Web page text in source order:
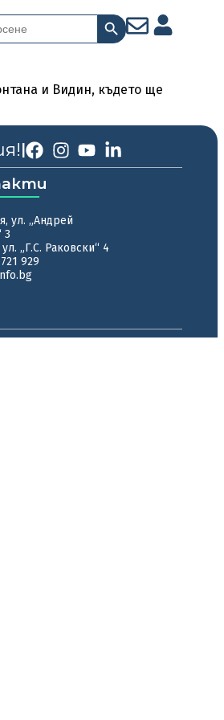
Search Button
и Видин, където ще
|
ул. „Андрей
3
„Г.С. Раковски“ 4
929